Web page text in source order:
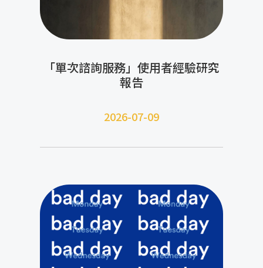
「單次諮詢服務」使用者經驗研究
報告
2026-07-09